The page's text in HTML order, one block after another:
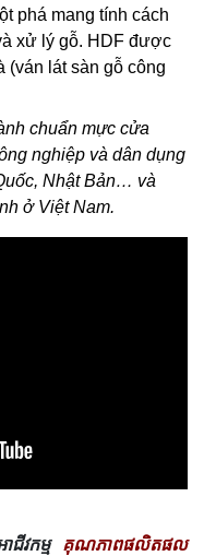
phá mang tính cách
xử lý gỗ. HDF được
(ván lát sàn gỗ công
chuẩn mực cửa
nghiệp và dân dụng
Nhật Bản… và
ở Việt Nam.
ជីវកម្ម គុណភាពផលិតផល